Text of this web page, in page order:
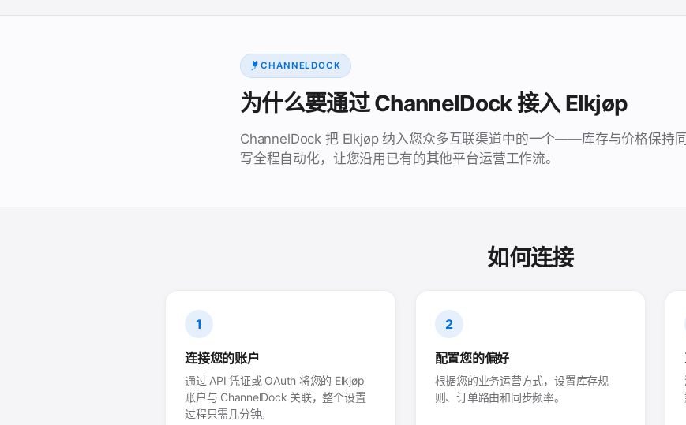
CHANNELDOCK
为什么要通过 ChannelDock 接入 Elkjøp
ChannelDock 把 Elkjøp 纳入您众多互联渠道中的一个——库存与价格保持
写全程自动化，让您沿用已有的其他平台运营工作流。
如何连接
1
连接您的账户
通过 API 凭证或 OAuth 将您的 Elkjøp
账户与 ChannelDock 关联，整个设置
过程只需几分钟。
2
配置您的偏好
根据您的业务运营方式，设置库存规
则、订单路由和同步频率。